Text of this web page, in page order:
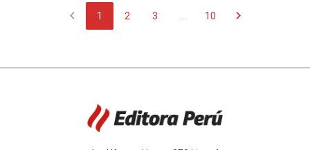
chevron_left 1 2 3 10 chevron_right